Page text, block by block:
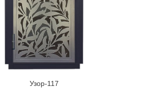
Узор-117